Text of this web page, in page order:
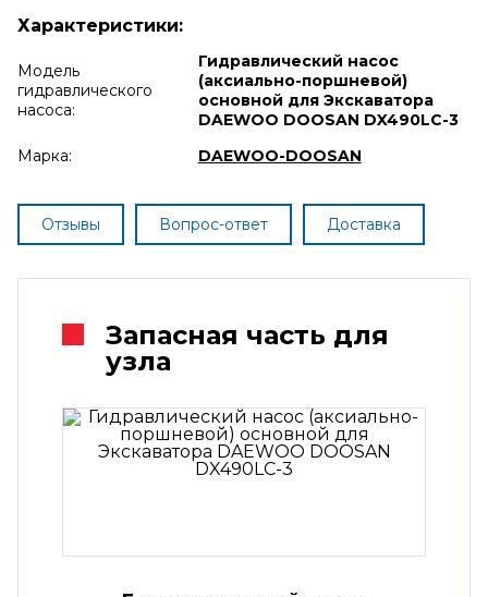
Характеристики:
Модель
гидравлического
насоса:
Гидравлический насос
(аксиально-поршневой)
основной для Экскаватора
DAEWOO DOOSAN DX490LC-3
Марка:
DAEWOO-DOOSAN
Отзывы Вопрос-ответ Доставка
Запасная часть для
узла